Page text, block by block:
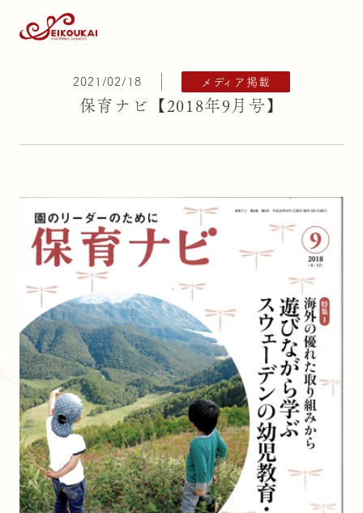
2021/02/18 メディア掲載
保育ナビ【2018年9月号】